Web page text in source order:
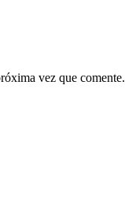
vez que comente.